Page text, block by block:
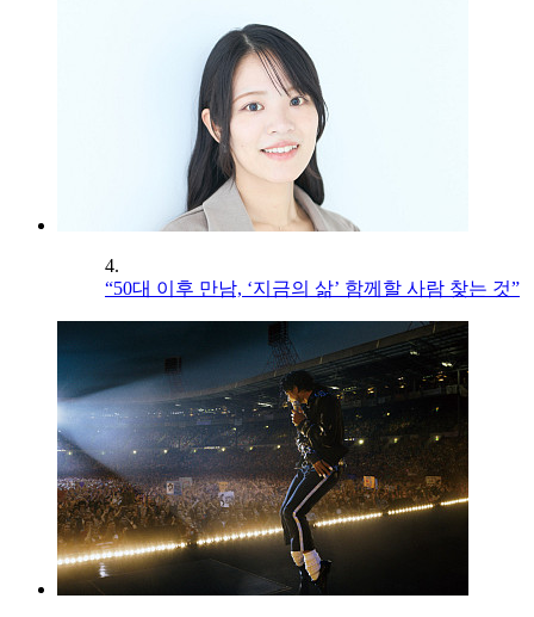
4.
“50대 이후 만남, ‘지금의 삶’ 함께할 사람 찾는 것”